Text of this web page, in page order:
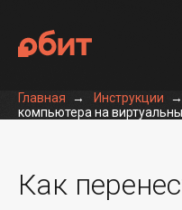
Главная Инструкции
компьютера на
Как